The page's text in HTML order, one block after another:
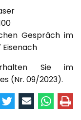
Gespräch im
Eisenach
Sie im
(Nr. 09/2023).